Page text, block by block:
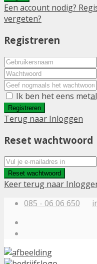
Een account nodig?
vergeten?
Registreren
Ik ben het eens met
Registreren
Terug naar Inloggen
Reset wachtwoord
Reset wachtwoord
Keer terug naar
085 - 06 06 650